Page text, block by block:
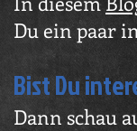
Du ein paar
Bist Du
Dann schau